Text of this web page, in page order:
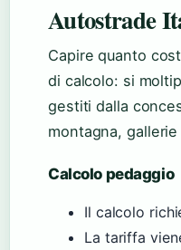
Autostrade
Capire quanto
di calcolo: si
gestiti dalla
montagna,
Calcolo pedaggio
Il calcolo
La tariffa